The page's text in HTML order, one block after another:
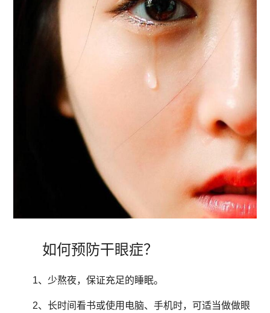
如何预防干眼症？
1、少熬夜，保证充足的睡眠。
2、长时间看书或使用电脑、手机时，可适当做做眼